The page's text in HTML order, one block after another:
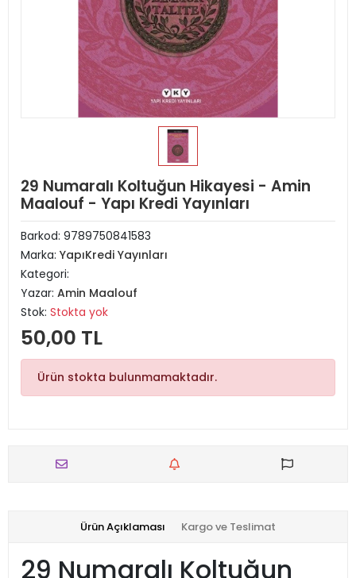
29 Numaralı Koltuğun Hikayesi - Amin
Maalouf - Yapı Kredi Yayınları
Barkod: 9789750841583
Marka: YapıKredi Yayınları
Kategori:
Yazar: Amin Maalouf
Stok: Stokta yok
50,00 TL
Ürün stokta bulunmamaktadır.
Ürün Açıklaması Kargo ve Teslimat
29 Numaralı Koltuğun